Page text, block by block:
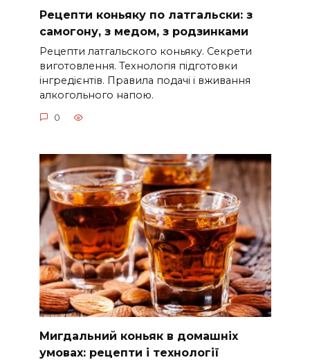
Рецепти коньяку по латгальски: з
самогону, з медом, з родзинками
Рецепти латгальского коньяку. Секрети
виготовлення. Технологія підготовки
інгредієнтів. Правила подачі і вживання
алкогольного напою.
0
Мигдальний коньяк в домашніх
умовах: рецепти і технології